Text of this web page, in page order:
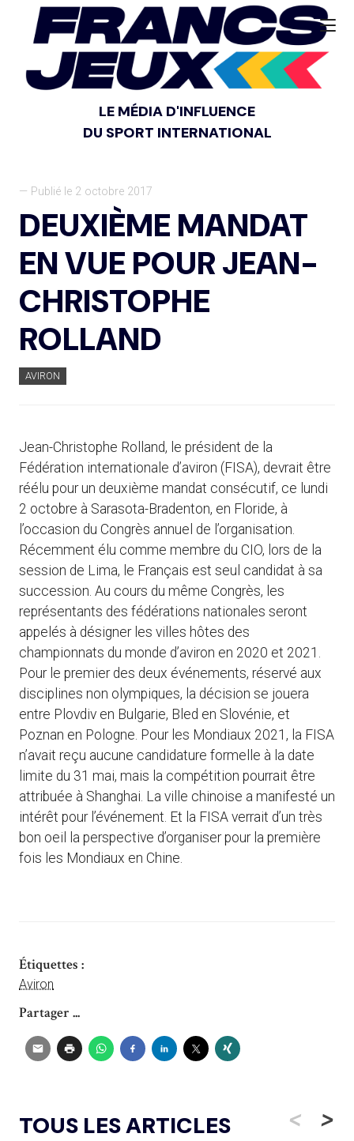
LE MÉDIA D'INFLUENCE
DU SPORT INTERNATIONAL
— Publié le 2 octobre 2017
DEUXIÈME MANDAT
EN VUE POUR JEAN-
CHRISTOPHE
ROLLAND
AVIRON
Jean-Christophe Rolland, le président de la
Fédération internationale d’aviron (FISA), devrait être
réélu pour un deuxième mandat consécutif, ce lundi
2 octobre à Sarasota-Bradenton, en Floride, à
l’occasion du Congrès annuel de l’organisation.
Récemment élu comme membre du CIO, lors de la
session de Lima, le Français est seul candidat à sa
succession. Au cours du même Congrès, les
représentants des fédérations nationales seront
appelés à désigner les villes hôtes des
championnats du monde d’aviron en 2020 et 2021.
Pour le premier des deux événements, réservé aux
disciplines non olympiques, la décision se jouera
entre Plovdiv en Bulgarie, Bled en Slovénie, et
Poznan en Pologne. Pour les Mondiaux 2021, la FISA
n’avait reçu aucune candidature formelle à la date
limite du 31 mai, mais la compétition pourrait être
attribuée à Shanghai. La ville chinoise a manifesté un
intérêt pour l’événement. Et la FISA verrait d’un très
bon oeil la perspective d’organiser pour la première
fois les Mondiaux en Chine.
Étiquettes :
Aviron
Partager ...
TOUS LES ARTICLES < >